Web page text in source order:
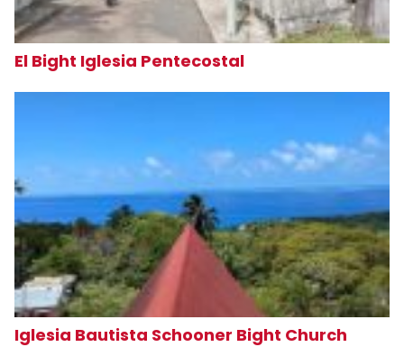
El Bight Iglesia Pentecostal
Iglesia Bautista Schooner Bight Church